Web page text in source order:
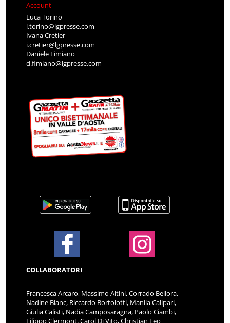
Account
Luca Torino
l.torino@lgpresse.com
Ivana Cretier
i.cretier@lgpresse.com
Daniele Fimiano
d.fimiano@lgpresse.com
COLLABORATORI
Francesca Arcaro, Massimo Altini, Corrado Bellora,
Nadine Blanc, Riccardo Bortolotti, Manila Calipari,
Giulia Calisti, Nadia Camposaragna, Paolo Ciambi,
Filippo Clermont, Carol Di Vito, Christian Leo